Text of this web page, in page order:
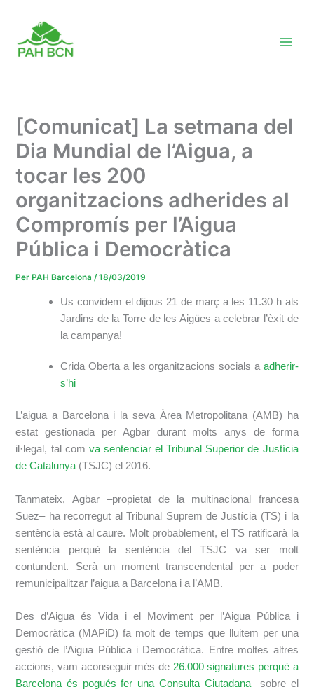
contingut
[Comunicat] La setmana del
Dia Mundial de l’Aigua, a
tocar les 200
organitzacions adherides al
Compromís per l’Aigua
Pública i Democràtica
Per PAH Barcelona/18/03/2019
Us convidem el dijous 21 de març a les 11.30 h als
Jardins de la Torre de les Aigües a celebrar l’èxit de
la campanya!
Crida Oberta a les organitzacions socials a adherir-
s’hi
L’aigua a Barcelona i la seva Àrea Metropolitana (AMB) ha
estat gestionada per Agbar durant molts anys de forma
il·legal, tal com va sentenciar el Tribunal Superior de Justícia
de Catalunya (TSJC) el 2016.
Tanmateix, Agbar ‒propietat de la multinacional francesa
Suez‒ ha recorregut al Tribunal Suprem de Justícia (TS) i la
sentència està al caure. Molt probablement, el TS ratificarà la
sentència perquè la sentència del TSJC va ser molt
contundent. Serà un moment transcendental per a poder
remunicipalitzar l’aigua a Barcelona i a l’AMB.
Des d’Aigua és Vida i el Moviment per l’Aigua Pública i
Democràtica (MAPiD) fa molt de temps que lluitem per una
gestió de l’Aigua Pública i Democràtica. Entre moltes altres
accions, vam aconseguir més de 26.000 signatures perquè a
Barcelona és pogués fer una Consulta Ciutadana
sobre el